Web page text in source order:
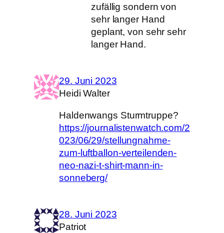
zufällig sondern von
sehr langer Hand
geplant, von sehr sehr
langer Hand.
29. Juni 2023
Heidi Walter
Haldenwangs Sturmtruppe?
https://journalistenwatch.com/2
023/06/29/stellungnahme-
zum-luftballon-verteilenden-
neo-nazi-t-shirt-mann-in-
sonneberg/
28. Juni 2023
Patriot